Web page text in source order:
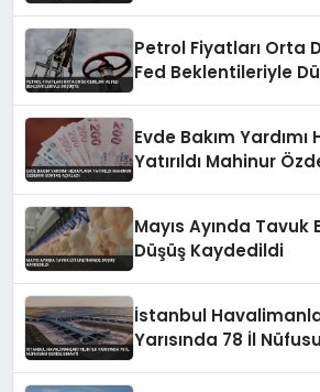
Petrol Fiyatları Orta
Fed Beklentileriyle
Evde Bakım
Yatırıldı Mahinur
Mayıs Ayında
Düşüş Kaydedildi
İstanbul
Yarısında 78 İl